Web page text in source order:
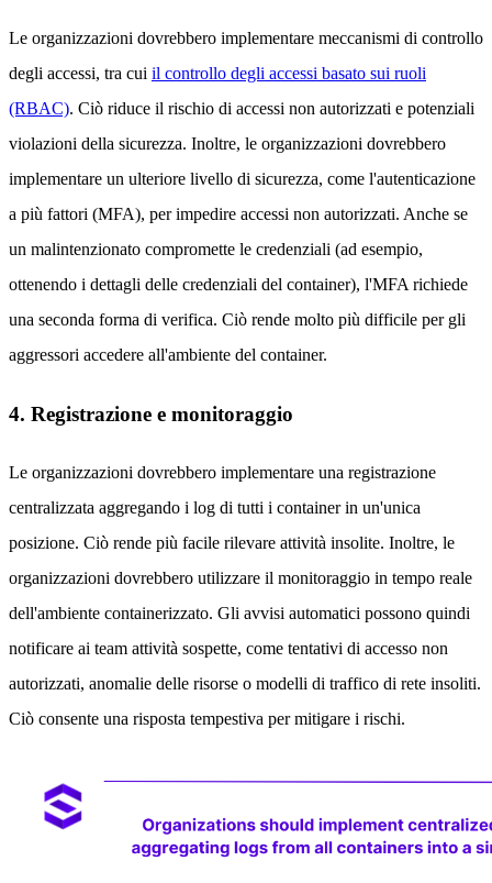
Le organizzazioni dovrebbero implementare meccanismi di controllo
degli accessi, tra cui il controllo degli accessi basato sui ruoli
(RBAC). Ciò riduce il rischio di accessi non autorizzati e potenziali
violazioni della sicurezza. Inoltre, le organizzazioni dovrebbero
implementare un ulteriore livello di sicurezza, come l'autenticazione
a più fattori (MFA), per impedire accessi non autorizzati. Anche se
un malintenzionato compromette le credenziali (ad esempio,
ottenendo i dettagli delle credenziali del container), l'MFA richiede
una seconda forma di verifica. Ciò rende molto più difficile per gli
aggressori accedere all'ambiente del container.
4. Registrazione e monitoraggio
Le organizzazioni dovrebbero implementare una registrazione
centralizzata aggregando i log di tutti i container in un'unica
posizione. Ciò rende più facile rilevare attività insolite. Inoltre, le
organizzazioni dovrebbero utilizzare il monitoraggio in tempo reale
dell'ambiente containerizzato. Gli avvisi automatici possono quindi
notificare ai team attività sospette, come tentativi di accesso non
autorizzati, anomalie delle risorse o modelli di traffico di rete insoliti.
Ciò consente una risposta tempestiva per mitigare i rischi.